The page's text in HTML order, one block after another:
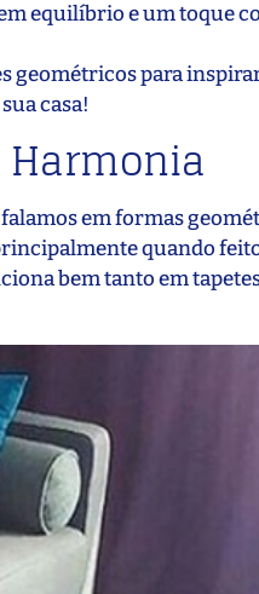
equilíbrio e um toque
geométricos para
casa!
em formas
quando
bem tanto em